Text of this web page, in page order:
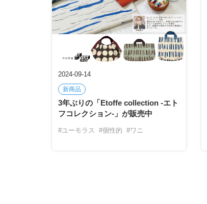
2024-09-14
新商品
3年ぶりの「Etoffe collection -エト
フコレクション-」が販売中
#ユーモラス #個性的 #ワニ